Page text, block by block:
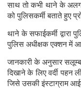
साथ तो कभी थाने के
को पुलिसकर्मी बताते हुए
थाने के सफाईकर्मी द्वारा
पुलिस अधीक्षक एक्शन में
जानकारी के अनुसार
दिखाने के लिए वर्दी पहन
जिसे उसकी इंस्टाग्राम